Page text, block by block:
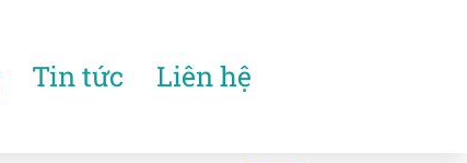
Tin tức Liên hệ